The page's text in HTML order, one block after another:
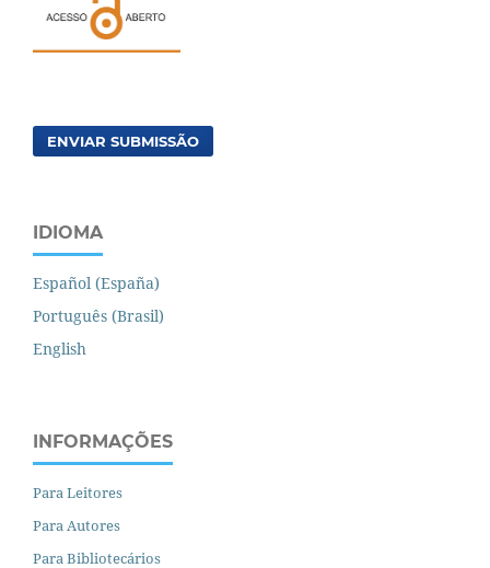
ENVIAR SUBMISSÃO
IDIOMA
Español (España)
Português (Brasil)
English
INFORMAÇÕES
Para Leitores
Para Autores
Para Bibliotecários